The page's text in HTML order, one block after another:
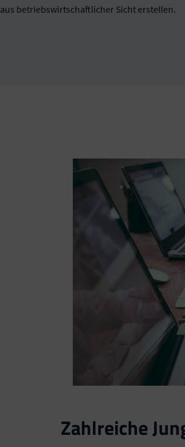
aus betriebswirtschaftlicher Sicht erstellen.
Zahlreiche